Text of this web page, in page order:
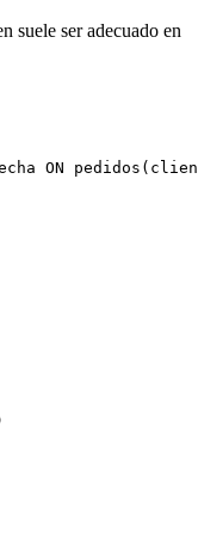
suele ser adecuado en
ON